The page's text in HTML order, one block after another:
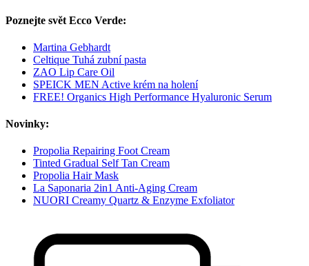
Poznejte svět Ecco Verde:
Martina Gebhardt
Celtique Tuhá zubní pasta
ZAO Lip Care Oil
SPEICK MEN Active krém na holení
FREE! Organics High Performance Hyaluronic Serum
Novinky:
Propolia Repairing Foot Cream
Tinted Gradual Self Tan Cream
Propolia Hair Mask
La Saponaria 2in1 Anti-Aging Cream
NUORI Creamy Quartz & Enzyme Exfoliator